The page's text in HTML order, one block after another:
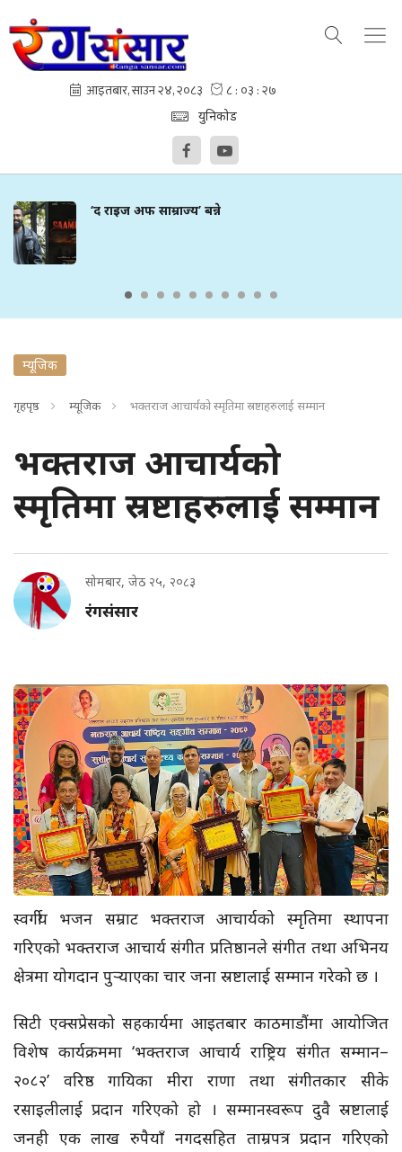
युनिकोड
‘द राइज अफ साम्राज्य’ बन्ने
म्यूजिक
गृहपृष्ठ म्यूजिक भक्तराज आचार्यको स्मृतिमा स्रष्टाहरुलाई सम्मान
भक्तराज आचार्यको
स्मृतिमा स्रष्टाहरुलाई सम्मान
सोमबार, जेठ २५, २०८३
रंगसंसार
स्वर्गीय भजन सम्राट भक्तराज आचार्यको स्मृतिमा स्थापना
गरिएको भक्तराज आचार्य संगीत प्रतिष्ठानले संगीत तथा अभिनय
क्षेत्रमा योगदान पुर्‍याएका चार जना स्रष्टालाई सम्मान गरेको छ ।
सिटी एक्सप्रेसको सहकार्यमा आइतबार काठमाडौंमा आयोजित
विशेष कार्यक्रममा ‘भक्तराज आचार्य राष्ट्रिय संगीत सम्मान–
२०८२’ वरिष्ठ गायिका मीरा राणा तथा संगीतकार सीके
रसाइलीलाई प्रदान गरिएको हो । सम्मानस्वरूप दुवै स्रष्टालाई
जनही एक लाख रुपैयाँ नगदसहित ताम्रपत्र प्रदान गरिएको